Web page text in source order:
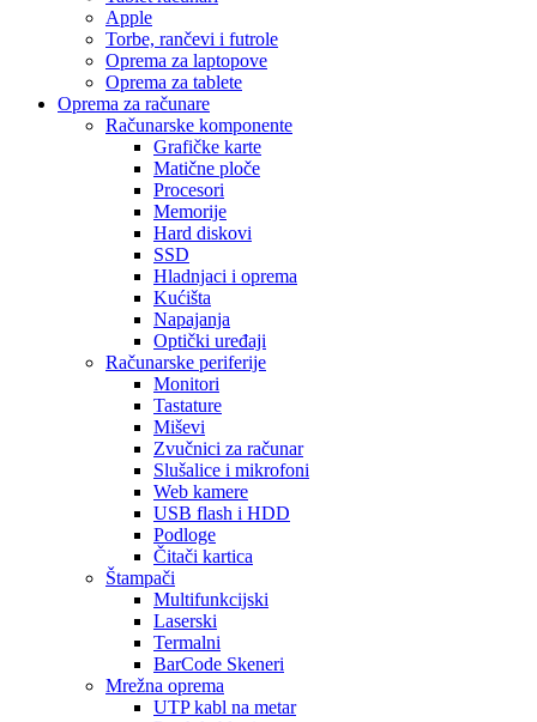
Apple
Torbe, rančevi i futrole
Oprema za laptopove
Oprema za tablete
Oprema za računare
Računarske komponente
Grafičke karte
Matične ploče
Procesori
Memorije
Hard diskovi
SSD
Hladnjaci i oprema
Kućišta
Napajanja
Optički uređaji
Računarske periferije
Monitori
Tastature
Miševi
Zvučnici za računar
Slušalice i mikrofoni
Web kamere
USB flash i HDD
Podloge
Čitači kartica
Štampači
Multifunkcijski
Laserski
Termalni
BarCode Skeneri
Mrežna oprema
UTP kabl na metar